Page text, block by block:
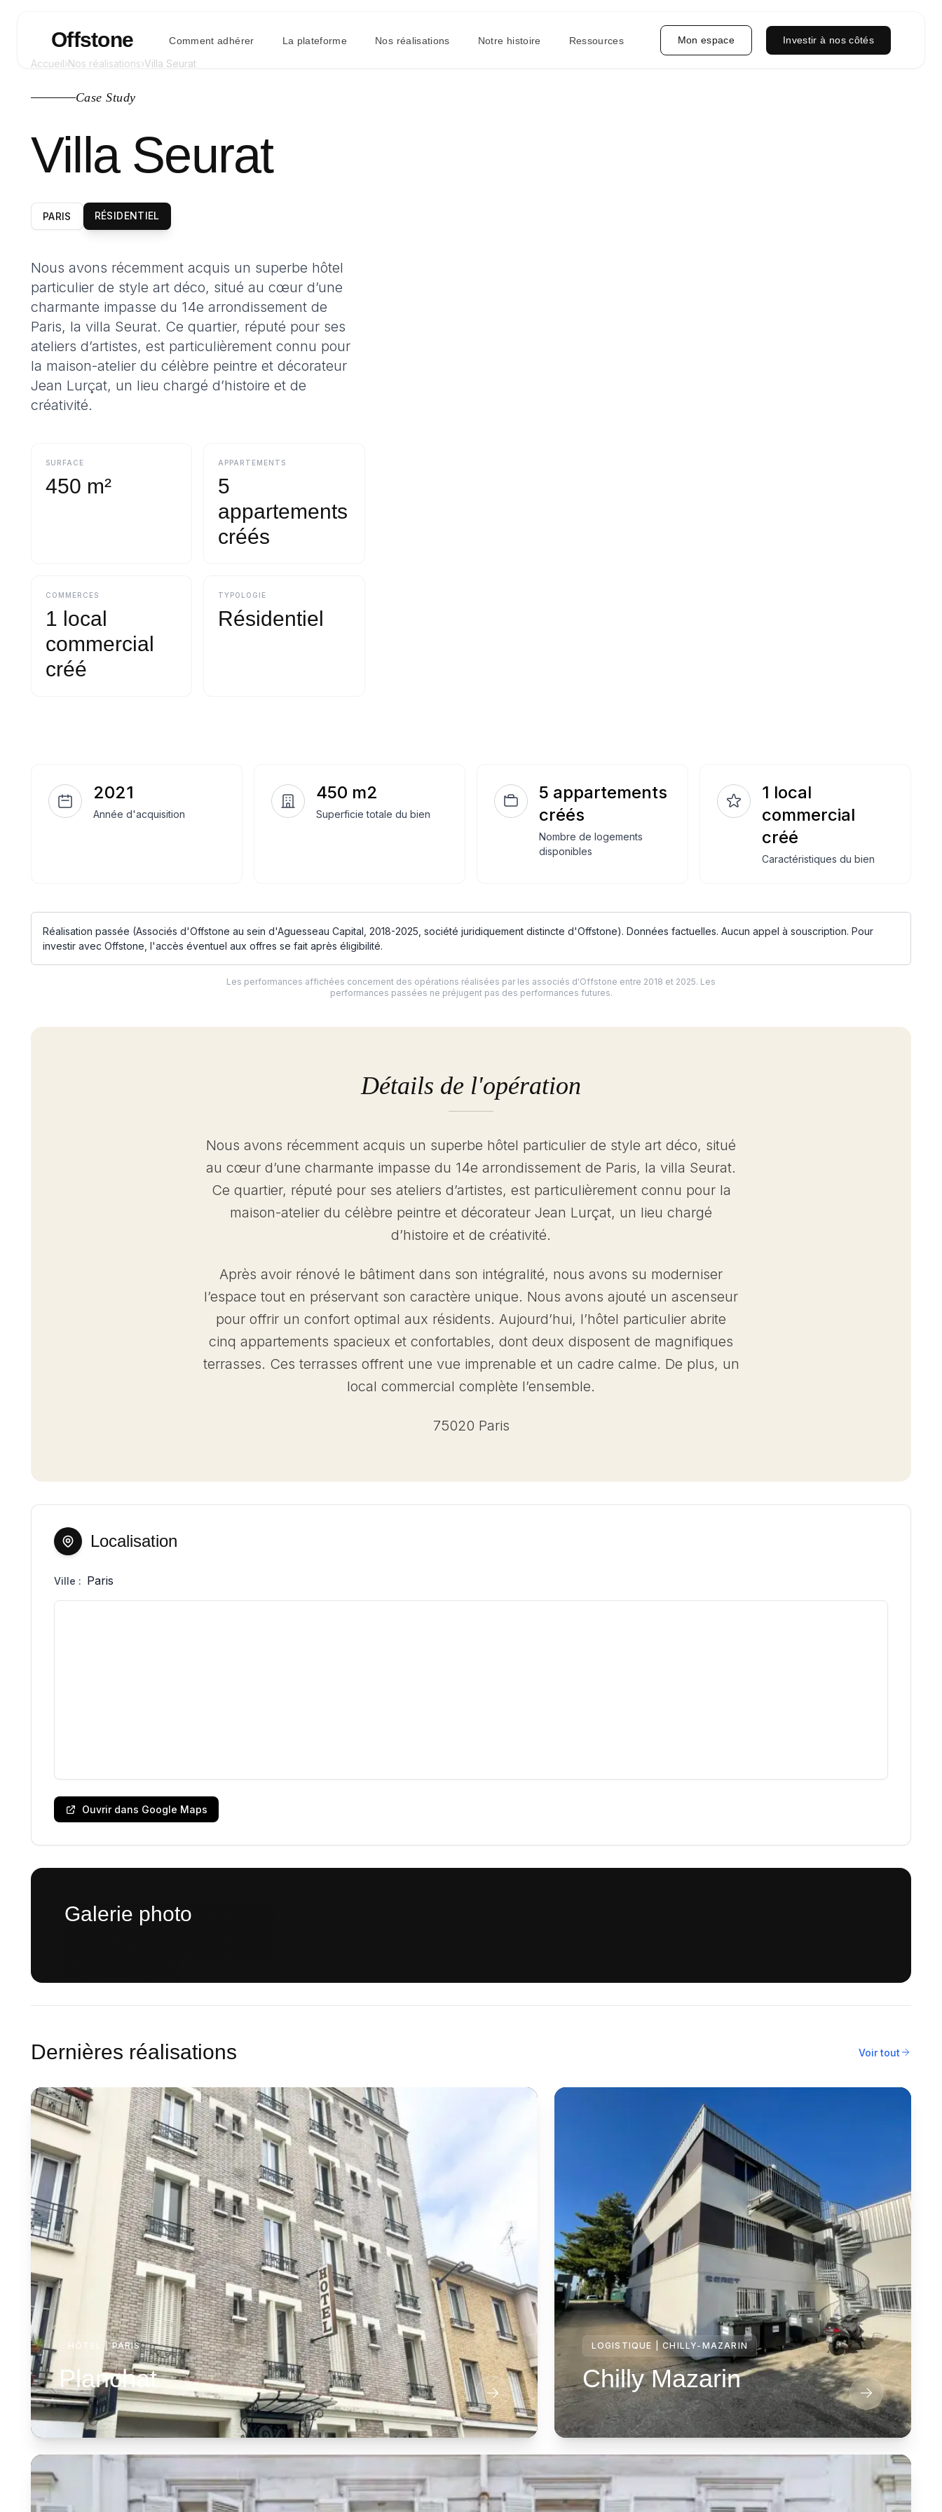
Offstone Comment adhérer La plateforme Nos réalisations Notre histoire Ressources Mon espace Investir à nos côtés
Accueil›Nos réalisations›Villa Seurat
Case Study
Villa Seurat
PARIS RÉSIDENTIEL
Nous avons récemment acquis un superbe hôtel
particulier de style art déco, situé au cœur d’une
charmante impasse du 14e arrondissement de
Paris, la villa Seurat. Ce quartier, réputé pour ses
ateliers d’artistes, est particulièrement connu pour
la maison-atelier du célèbre peintre et décorateur
Jean Lurçat, un lieu chargé d’histoire et de
créativité.
SURFACE
450 m²
APPARTEMENTS
5
appartements
créés
COMMERCES
1 local
commercial
créé
TYPOLOGIE
Résidentiel
2021
Année d'acquisition
450 m2
Superficie totale du bien
5 appartements
créés
Nombre de logements
disponibles
1 local
commercial
créé
Caractéristiques du bien
Réalisation passée (Associés d'Offstone au sein d'Aguesseau Capital, 2018-2025, société juridiquement distincte d'Offstone). Données factuelles. Aucun appel à souscription. Pour
investir avec Offstone, l'accès éventuel aux offres se fait après éligibilité.
Les performances affichées concernent des opérations réalisées par les associés d'Offstone entre 2018 et 2025. Les
performances passées ne préjugent pas des performances futures.
Détails de l'opération
Nous avons récemment acquis un superbe hôtel particulier de style art déco, situé
au cœur d’une charmante impasse du 14e arrondissement de Paris, la villa Seurat.
Ce quartier, réputé pour ses ateliers d’artistes, est particulièrement connu pour la
maison-atelier du célèbre peintre et décorateur Jean Lurçat, un lieu chargé
d’histoire et de créativité.
Après avoir rénové le bâtiment dans son intégralité, nous avons su moderniser
l’espace tout en préservant son caractère unique. Nous avons ajouté un ascenseur
pour offrir un confort optimal aux résidents. Aujourd’hui, l’hôtel particulier abrite
cinq appartements spacieux et confortables, dont deux disposent de magnifiques
terrasses. Ces terrasses offrent une vue imprenable et un cadre calme. De plus, un
local commercial complète l’ensemble.
75020 Paris
Localisation
Ville : Paris
Ouvrir dans Google Maps
Galerie photo
Dernières réalisations Voir tout
HÔTEL | PARIS
Planchat
LOGISTIQUE CHILLY-MAZARIN
Chilly Mazarin